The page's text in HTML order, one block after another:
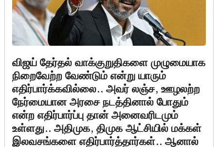
விஜய் தேர்தல் வாக்குறுதிகளை முழுமையாக
நிறைவேற்ற வேண்டும் என்று யாரும்
எதிர்பார்க்கவில்லை.. அவர் லஞ்ச, ஊழலற்ற
நேர்மையான அரசை நடத்தினால் போதும்
என்ற எதிர்பார்ப்பு தான் அனைவரிடமும்
உள்ளது.. அதிமுக, திமுக ஆட்சியில் மக்கள்
இலவசங்களை எதிர்பார்த்தார்கள்.. ஆனால்